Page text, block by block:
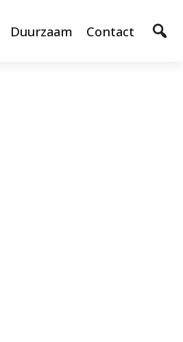
Duurzaam Contact